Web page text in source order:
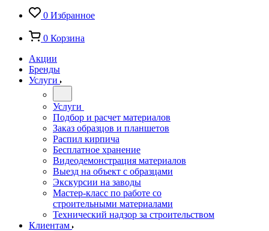
0 Избранное
0 Корзина
Акции
Бренды
Услуги
Услуги
Подбор и расчет материалов
Заказ образцов и планшетов
Распил кирпича
Бесплатное хранение
Видеодемонстрация материалов
Выезд на объект с образцами
Экскурсии на заводы
Мастер-класс по работе со
строительными материалами
Технический надзор за строительством
Клиентам